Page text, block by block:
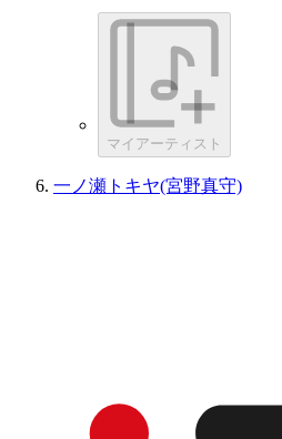
マイアーティスト
一ノ瀬トキヤ(宮野真守)